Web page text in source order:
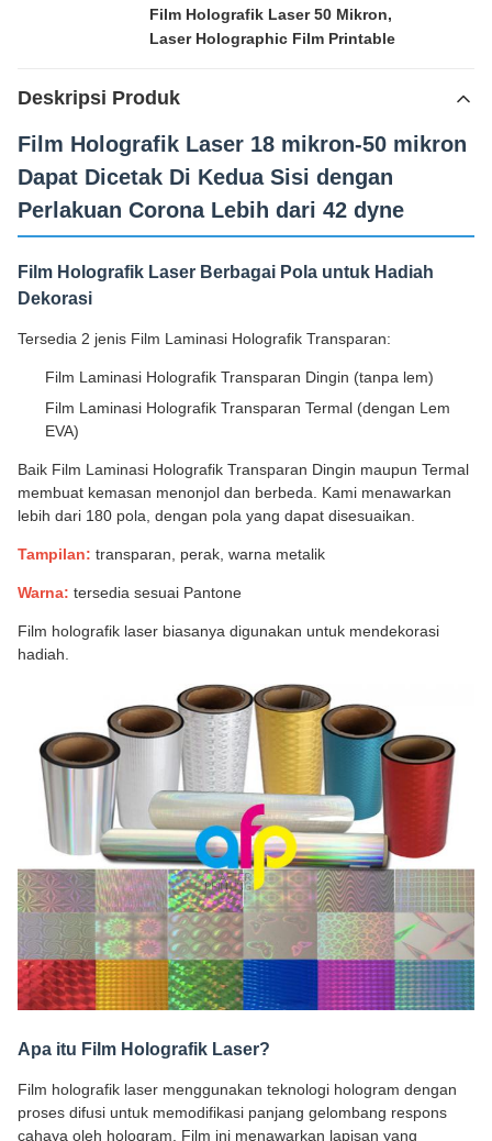
Film Holografik Laser 50 Mikron,
Laser Holographic Film Printable
Deskripsi Produk
Film Holografik Laser 18 mikron-50 mikron
Dapat Dicetak Di Kedua Sisi dengan
Perlakuan Corona Lebih dari 42 dyne
Film Holografik Laser Berbagai Pola untuk Hadiah
Dekorasi
Tersedia 2 jenis Film Laminasi Holografik Transparan:
Film Laminasi Holografik Transparan Dingin (tanpa lem)
Film Laminasi Holografik Transparan Termal (dengan Lem
EVA)
Baik Film Laminasi Holografik Transparan Dingin maupun Termal
membuat kemasan menonjol dan berbeda. Kami menawarkan
lebih dari 180 pola, dengan pola yang dapat disesuaikan.
Tampilan: transparan, perak, warna metalik
Warna: tersedia sesuai Pantone
Film holografik laser biasanya digunakan untuk mendekorasi
hadiah.
Apa itu Film Holografik Laser?
Film holografik laser menggunakan teknologi hologram dengan
proses difusi untuk memodifikasi panjang gelombang respons
cahaya oleh hologram. Film ini menawarkan lapisan yang